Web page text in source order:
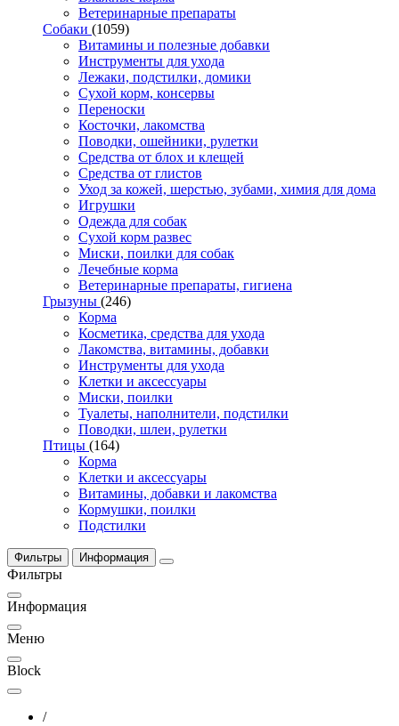
Ветеринарные препараты
Собаки (1059)
Витамины и полезные добавки
Инструменты для ухода
Лежаки, подстилки, домики
Сухой корм, консервы
Переноски
Косточки, лакомства
Поводки, ошейники, рулетки
Средства от блох и клещей
Средства от глистов
Уход за кожей, шерстью, зубами, химия для дома
Игрушки
Одежда для собак
Сухой корм развес
Миски, поилки для собак
Лечебные корма
Ветеринарные препараты, гигиена
Грызуны (246)
Корма
Косметика, средства для ухода
Лакомства, витамины, добавки
Инструменты для ухода
Клетки и аксессуары
Миски, поилки
Туалеты, наполнители, подстилки
Поводки, шлеи, рулетки
Птицы (164)
Корма
Клетки и аксессуары
Витамины, добавки и лакомства
Кормушки, поилки
Подстилки
Фильтры Информация
Фильтры
Информация
Меню
Block
/